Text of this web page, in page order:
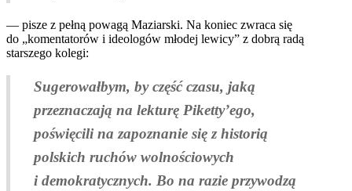
— pisze z pełną powagą Maziarski. Na koniec zwraca się
do „komentatorów i ideologów młodej lewicy” z dobrą radą
starszego kolegi:
Sugerowałbym, by część czasu, jaką
przeznaczają na lekturę Piketty’ego,
poświęcili na zapoznanie się z historią
polskich ruchów wolnościowych
i demokratycznych. Bo na razie przywodzą